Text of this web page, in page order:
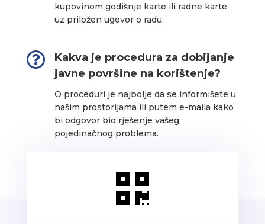
kupovinom godišnje karte ili radne karte
uz priložen ugovor o radu.

Kakva je procedura za dobijanje
javne površine na korištenje?
O proceduri je najbolje da se informišete u
našim prostorijama ili putem e-maila kako
bi odgovor bio rješenje vašeg
pojedinačnog problema.
